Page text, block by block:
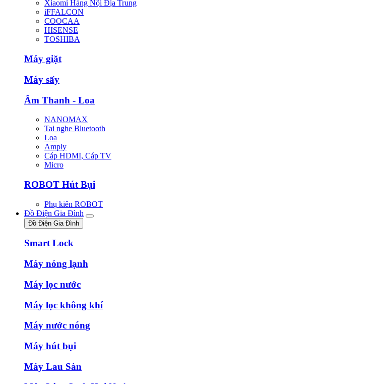
Xiaomi Hàng Nội Địa Trung
iFFALCON
COOCAA
HISENSE
TOSHIBA
Máy giặt
Máy sấy
Âm Thanh - Loa
NANOMAX
Tai nghe Bluetooth
Loa
Amply
Cáp HDMI, Cáp TV
Micro
ROBOT Hút Bụi
Phụ kiên ROBOT
Đồ Điện Gia Đình
Đồ Điện Gia Đình
Smart Lock
Máy nóng lạnh
Máy lọc nước
Máy lọc không khí
Máy nước nóng
Máy hút bụi
Máy Lau Sàn